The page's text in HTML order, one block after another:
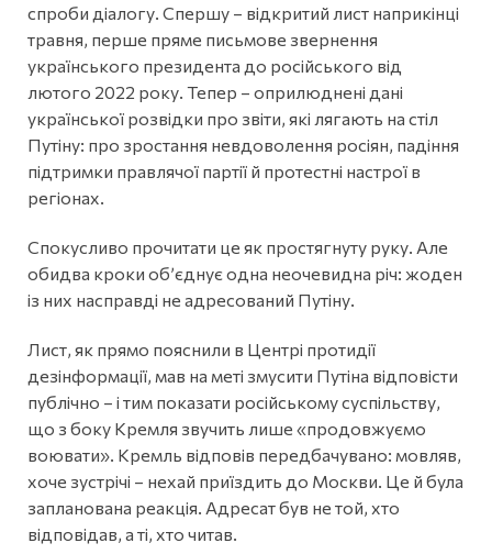
спроби діалогу. Спершу – відкритий лист наприкінці
травня, перше пряме письмове звернення
українського президента до російського від
лютого 2022 року. Тепер – оприлюднені дані
української розвідки про звіти, які лягають на стіл
Путіну: про зростання невдоволення росіян, падіння
підтримки правлячої партії й протестні настрої в
регіонах.
Спокусливо прочитати це як простягнуту руку. Але
обидва кроки обʼєднує одна неочевидна річ: жоден
із них насправді не адресований Путіну.
Лист, як прямо пояснили в Центрі протидії
дезінформації, мав на меті змусити Путіна відповісти
публічно – і тим показати російському суспільству,
що з боку Кремля звучить лише «продовжуємо
воювати». Кремль відповів передбачувано: мовляв,
хоче зустрічі – нехай приїздить до Москви. Це й була
запланована реакція. Адресат був не той, хто
відповідав, а ті, хто читав.